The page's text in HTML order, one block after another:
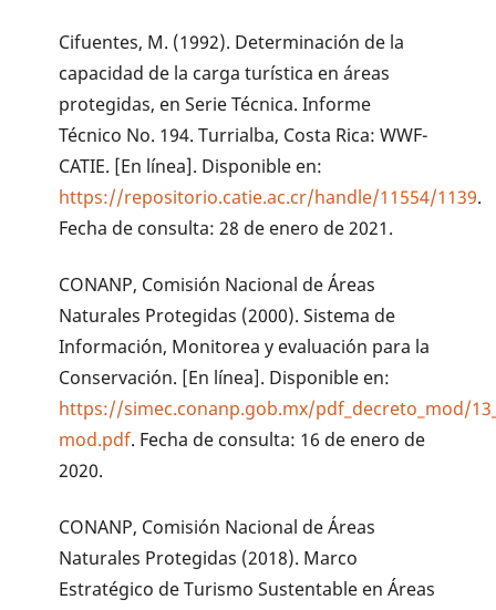
Cifuentes, M. (1992). Determinación de la
capacidad de la carga turística en áreas
protegidas, en Serie Técnica. Informe
Técnico No. 194. Turrialba, Costa Rica: WWF-
CATIE. [En línea]. Disponible en:
https://repositorio.catie.ac.cr/handle/11554/1139.
Fecha de consulta: 28 de enero de 2021.
CONANP, Comisión Nacional de Áreas
Naturales Protegidas (2000). Sistema de
Información, Monitorea y evaluación para la
Conservación. [En línea]. Disponible en:
https://simec.conanp.gob.mx/pdf_decreto_mod/
mod.pdf. Fecha de consulta: 16 de enero de
2020.
CONANP, Comisión Nacional de Áreas
Naturales Protegidas (2018). Marco
Estratégico de Turismo Sustentable en Áreas